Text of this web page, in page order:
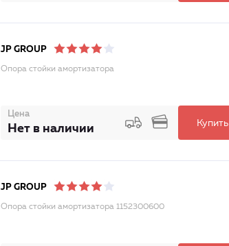
JP GROUP
Опора стойки амортизатора
Цена
Нет в наличии Купить
JP GROUP
Опора стойки амортизатора 1152300600